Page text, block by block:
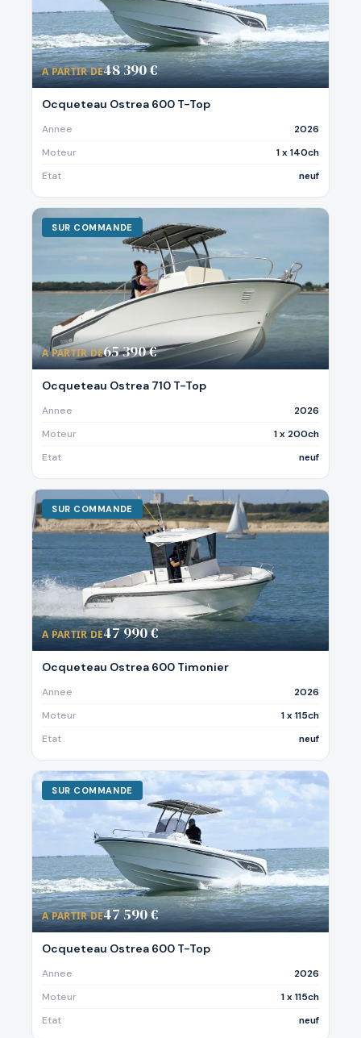
A PARTIR DE48 390 €
Ocqueteau Ostrea 600 T-Top
Annee
2026
Moteur
1 x 140ch
Etat
neuf
SUR COMMANDE
A PARTIR DE65 390 €
Ocqueteau Ostrea 710 T-Top
Annee
2026
Moteur
1 x 200ch
Etat
neuf
SUR COMMANDE
A PARTIR DE47 990 €
Ocqueteau Ostrea 600 Timonier
Annee
2026
Moteur
1 x 115ch
Etat
neuf
SUR COMMANDE
A PARTIR DE47 590 €
Ocqueteau Ostrea 600 T-Top
Annee
2026
Moteur
1 x 115ch
Etat
neuf